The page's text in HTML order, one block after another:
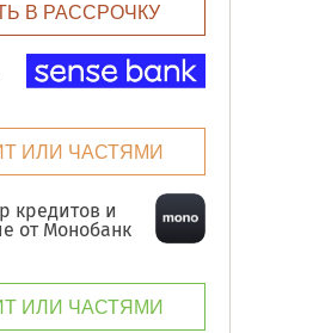
В РАССРОЧКУ
ИЛИ ЧАСТЯМИ
кредитов и
от Монобанк
ИЛИ ЧАСТЯМИ